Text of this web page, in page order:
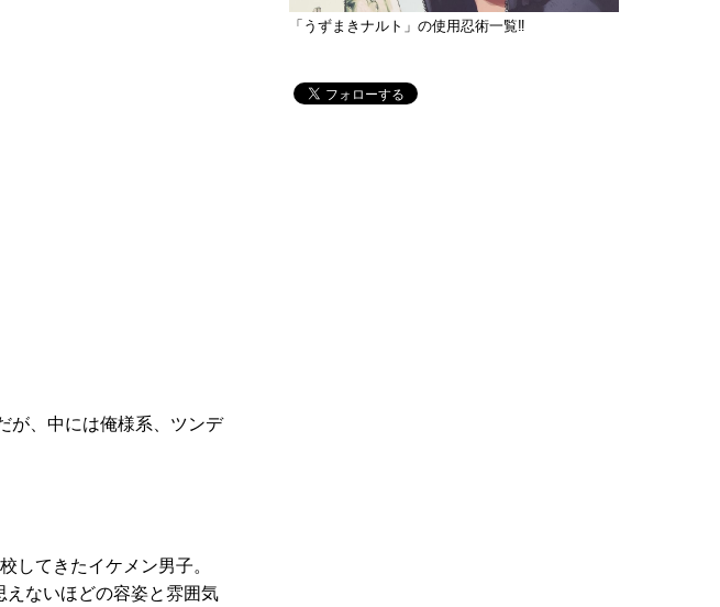
が、中には俺様系、ツンデ
してきたイケメン男子。
ないほどの容姿と雰囲気
「うずまきナルト」の使用忍術一覧‼